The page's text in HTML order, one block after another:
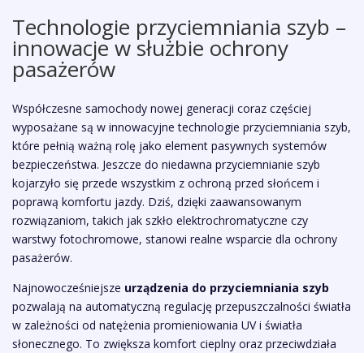
Technologie przyciemniania szyb –
innowacje w służbie ochrony
pasażerów
Współczesne samochody nowej generacji coraz częściej
wyposażane są w innowacyjne technologie przyciemniania szyb,
które pełnią ważną rolę jako element pasywnych systemów
bezpieczeństwa. Jeszcze do niedawna przyciemnianie szyb
kojarzyło się przede wszystkim z ochroną przed słońcem i
poprawą komfortu jazdy. Dziś, dzięki zaawansowanym
rozwiązaniom, takich jak szkło elektrochromatyczne czy
warstwy fotochromowe, stanowi realne wsparcie dla ochrony
pasażerów.
Najnowocześniejsze urządzenia do przyciemniania szyb
pozwalają na automatyczną regulację przepuszczalności światła
w zależności od natężenia promieniowania UV i światła
słonecznego. To zwiększa komfort cieplny oraz przeciwdziała